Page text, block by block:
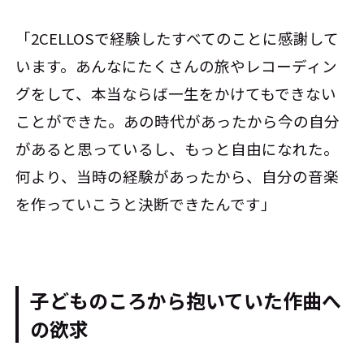
「2CELLOSで経験したすべてのことに感謝して
います。あんなにたくさんの旅やレコーディン
グをして、本当ならば一生をかけてもできない
ことができた。あの時代があったから今の自分
があると思っているし、もっと自由になれた。
何より、当時の経験があったから、自分の音楽
を作っていこうと決断できたんです」
子どものころから抱いていた作曲へ
の欲求